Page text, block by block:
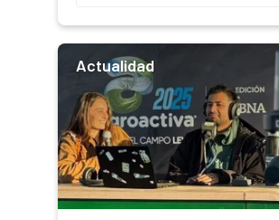
Actualidad